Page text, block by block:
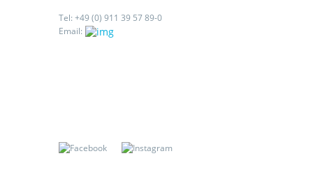
Tel: +49 (0) 911 39 57 89-0
Email: